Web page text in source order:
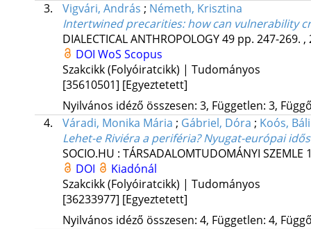
3.
Vigvári, András ; Németh, Krisztina
Intertwined precarities: how can vulnerability
DIALECTICAL ANTHROPOLOGY49 pp. 247-269.
DOI WoS Scopus
Szakcikk (Folyóiratcikk) | Tudományos
[35610501] [Egyeztetett]
Nyilvános idéző összesen: 3, Független: 3,
4.
Váradi, Monika Mária ; Gábriel, Dóra ; Koós,
Lehet-e Riviéra a periféria? Nyugat-európai
SOCIO.HU : TÁRSADALOMTUDOMÁNYI SZEMLE
DOI
Kiadónál
Szakcikk (Folyóiratcikk) | Tudományos
[36233977] [Egyeztetett]
Nyilvános idéző összesen: 4, Független: 4,